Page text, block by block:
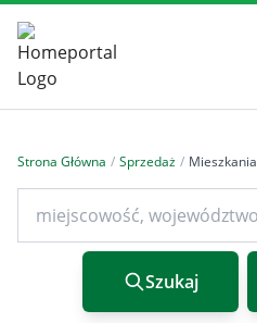
Strona Główna / Sprzedaż / Mieszkania
Szukaj